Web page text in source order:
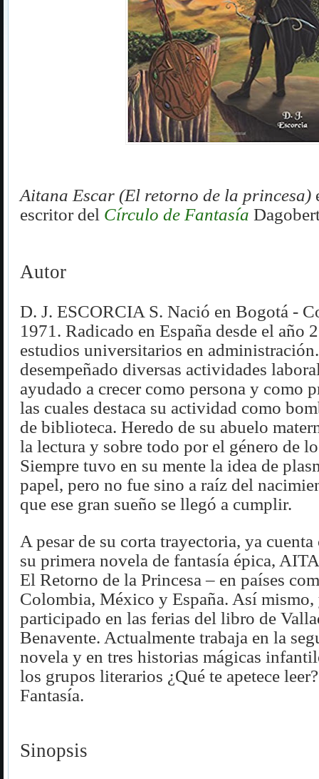
Aitana Escar (El retorno de la princesa)
escritor del Círculo de Fantasía
Autor
D. J. ESCORCIA S. Nació en Bogotá -
1971. Radicado en España desde el año
estudios universitarios en
desempeñado diversas actividades
ayudado a crecer como persona y como
las cuales destaca su actividad como
de biblioteca. Heredo de su abuelo
la lectura y sobre todo por el género de
Siempre tuvo en su mente la idea de
papel, pero no fue sino a raíz del
que ese gran sueño se llegó a cumplir.
A pesar de su corta trayectoria, ya cuenta
su primera novela de fantasía épica,
El Retorno de la Princesa – en países
Colombia, México y España. Así mismo,
participado en las ferias del libro de
Benavente. Actualmente trabaja en la
novela y en tres historias mágicas
los grupos literarios ¿Qué te apetece
Fantasía.
Sinopsis